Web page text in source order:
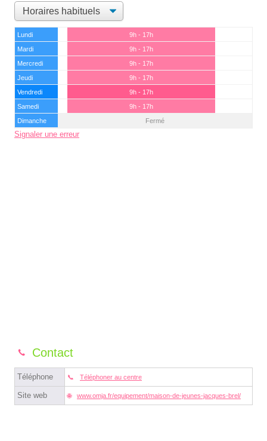
Lundi
9h - 17h
Mardi
9h - 17h
Mercredi
9h - 17h
Jeudi
9h - 17h
Vendredi
9h - 17h
Samedi
9h - 17h
Dimanche
Fermé
Signaler une erreur
Contact
Téléphone Téléphoner au centre
Site web www.omja.fr/equipement/maison-de-jeunes-jacques-brel/